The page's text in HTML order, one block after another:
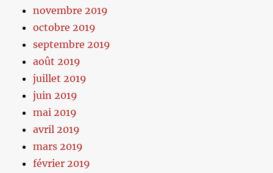
novembre 2019
octobre 2019
septembre 2019
août 2019
juillet 2019
juin 2019
mai 2019
avril 2019
mars 2019
février 2019